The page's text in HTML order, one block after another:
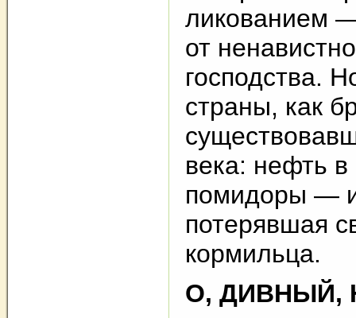
ликованием
от
господства.
страны, как
века: нефть
помидоры —
потерявшая
кормильца.
О, ДИВНЫЙ,